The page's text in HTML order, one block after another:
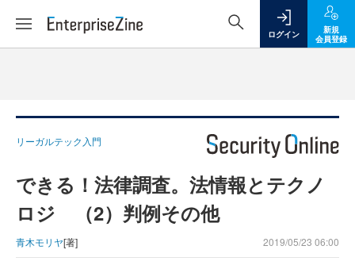
ログイン
新規
会員登録
リーガルテック入門
できる！法律調査。法情報とテクノ
ロジ （2）判例その他
青木モリヤ[著] 2019/05/23 06:00